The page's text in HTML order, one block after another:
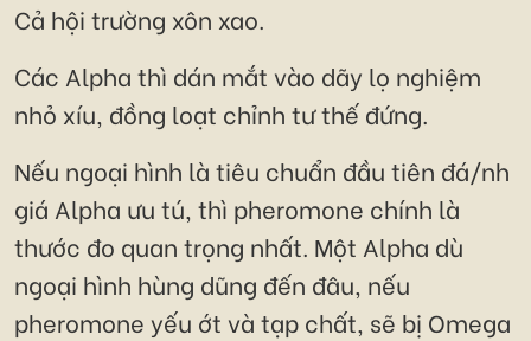
Cả hội trường xôn xao.
Các Alpha thì dán mắt vào dãy lọ nghiệm
nhỏ xíu, đồng loạt chỉnh tư thế đứng.
Nếu ngoại hình là tiêu chuẩn đầu tiên đá/nh
giá Alpha ưu tú, thì pheromone chính là
thước đo quan trọng nhất. Một Alpha dù
ngoại hình hùng dũng đến đâu, nếu
pheromone yếu ớt và tạp chất, sẽ bị Omega